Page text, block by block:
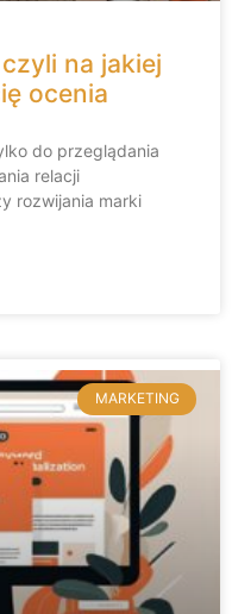
na jakiej
ocenia
do przeglądania
relacji
rozwijania marki
MARKETING